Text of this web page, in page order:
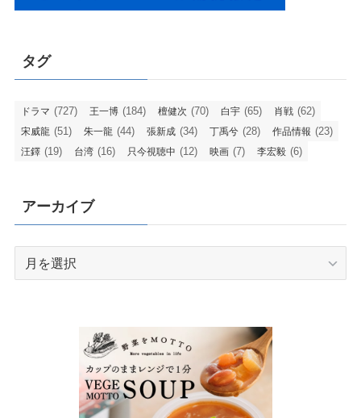
タグ
ドラマ (727) 王一博 (184) 檀健次 (70) 白宇 (65) 肖戦 (62)
宋威龍 (51) 朱一龍 (44) 張新成 (34) 丁禹兮 (28) 作品情報 (23)
汪鐸 (19) 台湾 (16) 只今視聴中 (12) 映画 (7) 李宏毅 (6)
アーカイブ